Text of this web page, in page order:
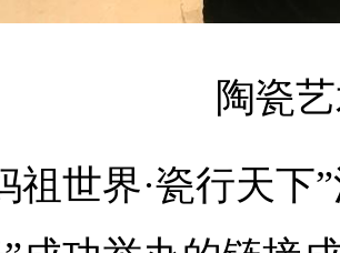
陶瓷
祖世界·瓷行天下